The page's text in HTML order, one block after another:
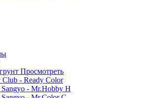
Просмотреть
- Ready Color
- Mr.Hobby H